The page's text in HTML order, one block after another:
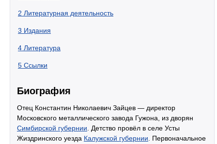
2 Литературная деятельность
3 Издания
4 Литература
5 Ссылки
Биография
Отец Константин Николаевич Зайцев — директор
Московского металлического завода Гужона, из дворян
Симбирской губернии . Детство провёл в селе Усты
Жиздринского уезда Калужской губернии . Первоначальное